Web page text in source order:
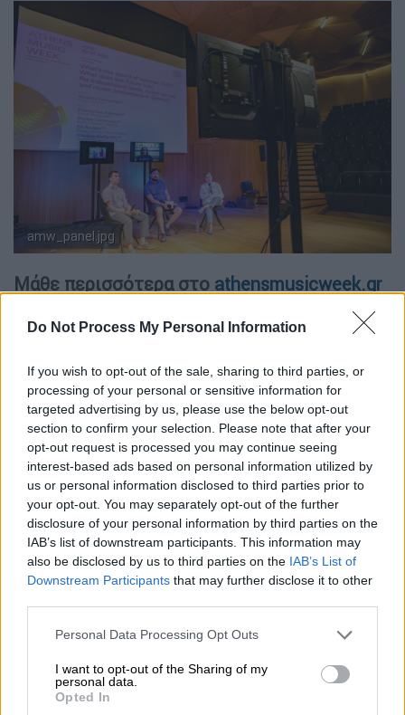
Do Not Process My Personal Information
If you wish to opt-out of the sale, sharing to third parties, or
processing of your personal or sensitive information for
targeted advertising by us, please use the below opt-out
section to confirm your selection. Please note that after your
opt-out request is processed you may continue seeing
interest-based ads based on personal information utilized by
us or personal information disclosed to third parties prior to
your opt-out. You may separately opt-out of the further
disclosure of your personal information by third parties on the
IAB’s list of downstream participants. This information may
also be disclosed by us to third parties on the IAB’s List of
Downstream Participants that may further disclose it to other
Please note that this website/app uses one or more Google
not limited to your visit or usage behaviour. You may click to
grant or deny consent to Google and its third-party tags to
use your data for below specified purposes in below Google
Personal Data Processing Opt Outs
I want to opt-out of the Sharing of my
personal data.
Opted In
amw_panel.jpg
Μάθε περισσότερα στο athensmusicweek.gr
και κάνε την εγγραφή σου εντελώς δωρεάν!
υποστήριξη των Ευρωπαϊκών δικτύων Hub for
The Exchange of Music Innovation (HEMI)
JUMP - European Music Market Accelerator
δύο έργων που συγχρηματοδοτούνται από το
πρόγραμμα “Δημιουργική Ευρώπη” της
Ευρωπαϊκής Ένωσης.
Το σποτ τουAthens Music Week 2021
– Hybrid edition